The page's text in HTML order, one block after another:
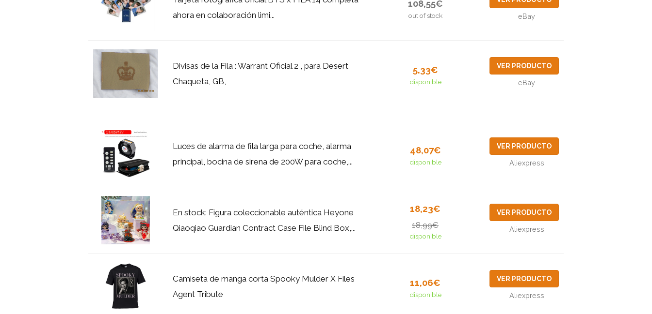
ahora en colaboración limi...
108,55€
out of stock eBay
Divisas de la Fila : Warrant Oficial 2 , para Desert
Chaqueta, GB,
5,33€
disponible
VER PRODUCTO
eBay
Luces de alarma de fila larga para coche, alarma
principal, bocina de sirena de 200W para coche,...
48,07€
disponible
VER PRODUCTO
Aliexpress
En stock: Figura coleccionable auténtica Heyone
Qiaoqiao Guardian Contract Case File Blind Box,...
18,23€
18,99€
disponible
VER PRODUCTO
Aliexpress
Camiseta de manga corta Spooky Mulder X Files
Agent Tribute
11,06€
disponible
VER PRODUCTO
Aliexpress